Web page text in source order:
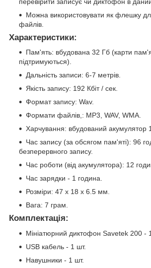
Можна використовувати як флешку
файлів.
Характеристики:
Пам'ять: вбудована 32 Гб (карти
підтримуються).
Дальність записи: 6-7 метрів.
Якість запису: 192 Кбіт / сек.
Формат запису: Wav.
Формати файлів,: MP3, WAV, WMA.
Харчування: вбудований акумулятор
Час запису (за обсягом пам'яті): 96
безперервного запису.
Час роботи (від акумулятора): 12
Час зарядки - 1 година.
Розміри: 47 x 18 x 6.5 мм.
Вага: 7 грам.
Комплектація:
Мініатюрний диктофон Savetek 200 -
USB кабель - 1 шт.
Навушники - 1 шт.